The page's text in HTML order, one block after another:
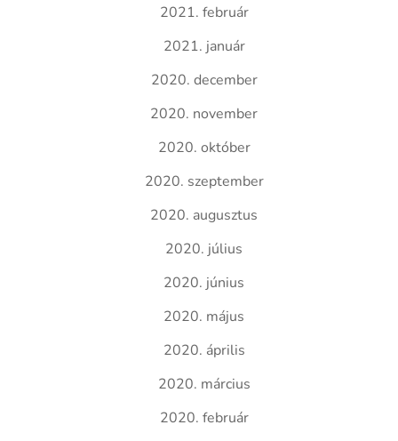
2021. február
2021. január
2020. december
2020. november
2020. október
2020. szeptember
2020. augusztus
2020. július
2020. június
2020. május
2020. április
2020. március
2020. február